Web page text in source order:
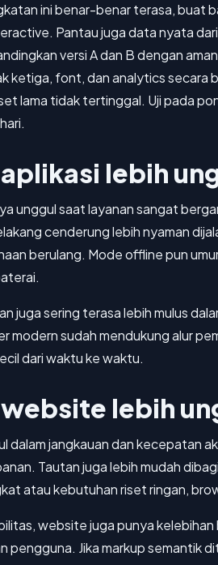
ini benar-benar terasa,
Pantau juga data nyata
versi A dan B dengan
ketiga, font, dan analytics secara
lama tidak tertinggal. Uji pada
lebih
unggul saat layanan sangat
cenderung lebih nyaman
berulang. Mode offline pun
juga sering terasa lebih mulus
modern sudah mendukung alur
dari waktu ke waktu.
lebih
dalam jangkauan dan kecepatan
Tautan juga lebih mudah
atau kebutuhan riset ringan,
website juga punya
pengguna. Jika markup semantik